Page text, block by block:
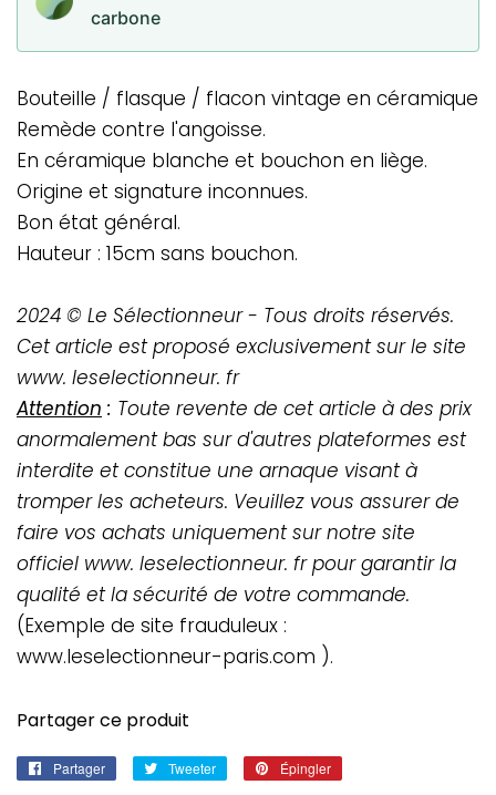
carbone
Bouteille / flasque / flacon vintage en céramique
Remède contre l'angoisse.
En céramique blanche et bouchon en liège.
Origine et signature inconnues.
Bon état général.
Hauteur : 15cm sans bouchon.
2024 © Le Sélectionneur - Tous droits réservés.
Cet article est proposé exclusivement sur le site
www. leselectionneur. fr
Attention : Toute revente de cet article à des prix
anormalement bas sur d'autres plateformes est
interdite et constitue une arnaque visant à
tromper les acheteurs. Veuillez vous assurer de
faire vos achats uniquement sur notre site
officiel www. leselectionneur. fr pour garantir la
qualité et la sécurité de votre commande.
(Exemple de site frauduleux :
www.leselectionneur-paris.com ).
Partager ce produit
Partager
Partager Tweeter
Tweeter
Épingler